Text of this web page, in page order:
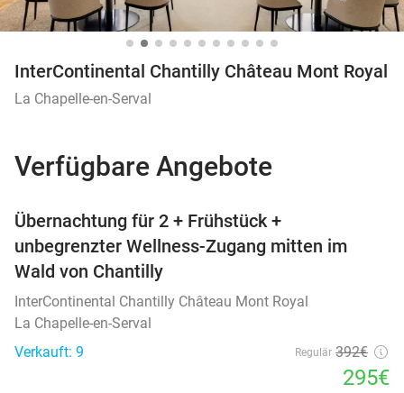
InterContinental Chantilly Château Mont Royal
La Chapelle-en-Serval
Verfügbare Angebote
Übernachtung für 2 + Frühstück +
unbegrenzter Wellness-Zugang mitten im
Wald von Chantilly
InterContinental Chantilly Château Mont Royal
La Chapelle-en-Serval
Verkauft: 9
Regulär 392€
295€